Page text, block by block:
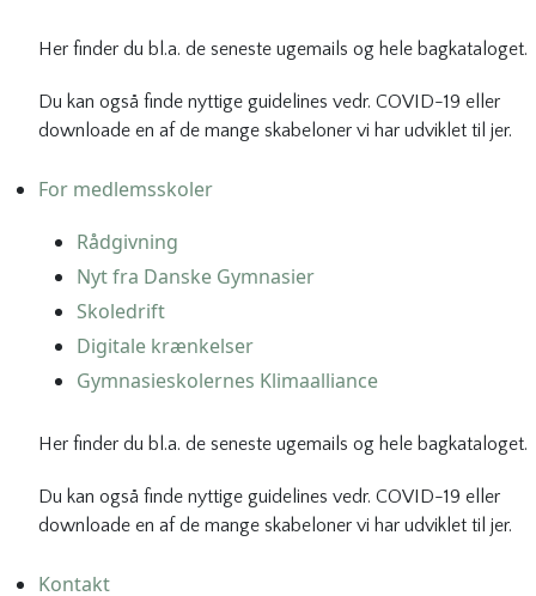
Her finder du bl.a. de seneste ugemails og hele bagkataloget.
Du kan også finde nyttige guidelines vedr. COVID-19 eller
downloade en af de mange skabeloner vi har udviklet til jer.
For medlemsskoler
Rådgivning
Nyt fra Danske Gymnasier
Skoledrift
Digitale krænkelser
Gymnasieskolernes Klimaalliance
Her finder du bl.a. de seneste ugemails og hele bagkataloget.
Du kan også finde nyttige guidelines vedr. COVID-19 eller
downloade en af de mange skabeloner vi har udviklet til jer.
Kontakt